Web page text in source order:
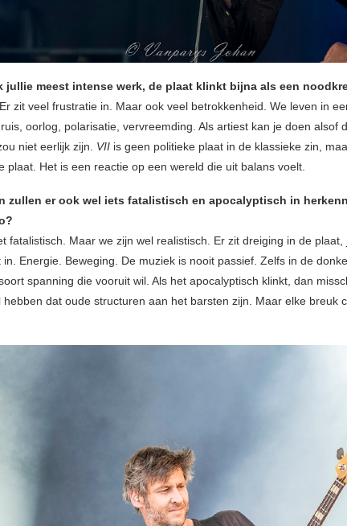
jullie meest intense werk, de plaat klinkt bijna als een
zit veel frustratie in. Maar ook veel betrokkenheid. We leven in
oorlog, polarisatie, vervreemding. Als artiest kan je doen alsof
niet eerlijk zijn. VII is geen politieke plaat in de klassieke zin,
plaat. Het is een reactie op een wereld die uit balans voelt.
zullen er ook wel iets fatalistisch en apocalyptisch in
fatalistisch. Maar we zijn wel realistisch. Er zit dreiging in de
in. Energie. Beweging. De muziek is nooit passief. Zelfs in de
spanning die vooruit wil. Als het apocalyptisch klinkt, dan
hebben dat oude structuren aan het barsten zijn. Maar elke breuk